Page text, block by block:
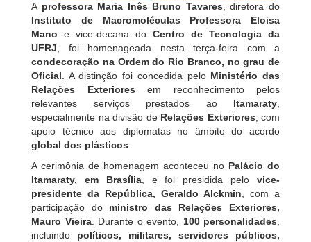
A professora Maria Inês Bruno Tavares , diretora do
Instituto de Macromoléculas Professora Eloisa
Mano e vice-decana do Centro de Tecnologia da
UFRJ , foi homenageada nesta terça-feira com a
condecoração na Ordem do Rio Branco, no grau de
Oficial . A distinção foi concedida pelo Ministério das
Relações Exteriores em reconhecimento pelos
relevantes serviços prestados ao Itamaraty
especialmente na divisão de Relações Exteriores , com
apoio técnico aos diplomatas no âmbito do acordo
global dos plásticos
A cerimônia de homenagem aconteceu no Palácio do
Itamaraty, em Brasília, e foi presidida pelovice-
presidente da República, Geraldo Alckmin , com a
participação do ministro das Relações Exteriores,
Mauro Vieira. Durante o evento, 100 personalidades
incluindo políticos, militares, servidores públicos,